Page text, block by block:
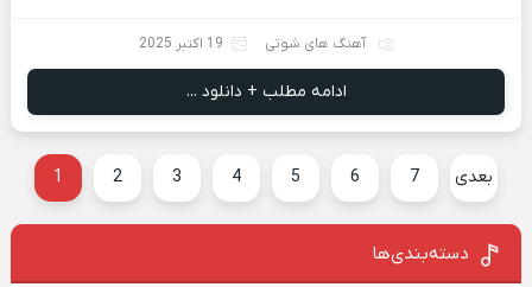
آهنگ های شوتی 19 اکتبر 2025
ادامه مطلب + دانلود ...
1 2 3 4 5 6 7 بعدی
دسته‌بندی‌ها